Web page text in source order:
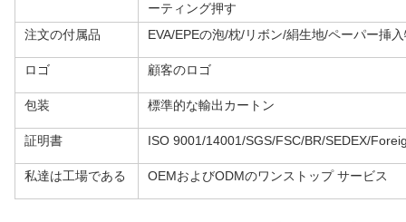
ーティング押す
注文の付属品
EVA/EPEの泡/枕/リボン/絹生地/ペーパー挿
ロゴ 顧客のロゴ
包装 標準的な輸出カートン
証明書 ISO 9001/14001/SGS/FSC/BR/SEDEX/
私達は工場である OEMおよびODMのワンストップ サービス